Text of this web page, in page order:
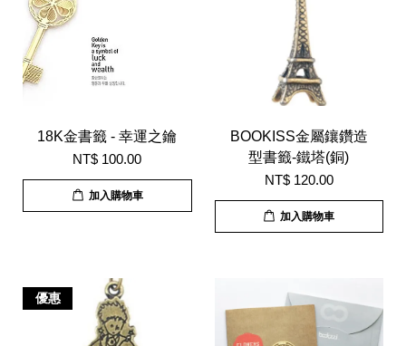
18K金書籤 - 幸運之鑰
NT$ 100.00
加入購物車
BOOKISS金屬鑲鑽造
型書籤-鐵塔(銅)
NT$ 120.00
加入購物車
優惠